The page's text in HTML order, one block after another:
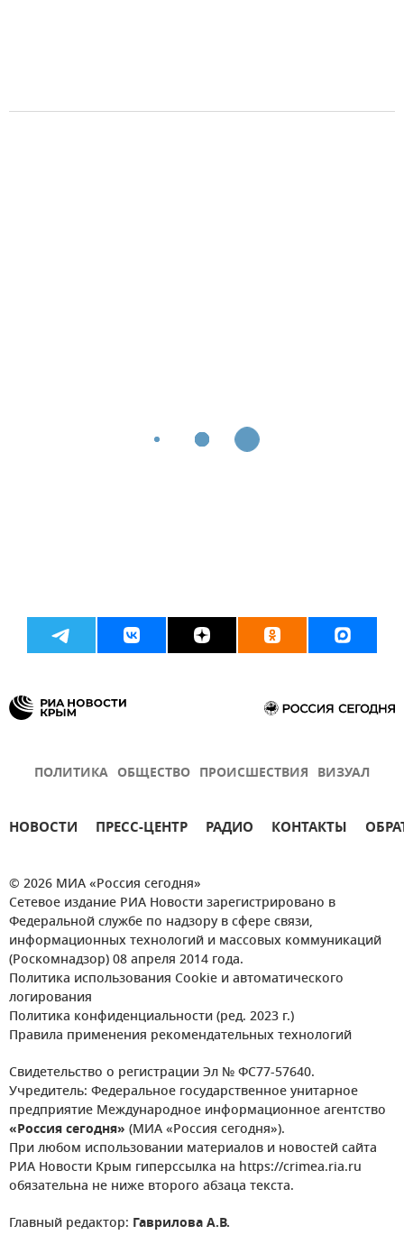
ПОЛИТИКА ОБЩЕСТВО ПРОИСШЕСТВИЯ ВИЗУАЛ
НОВОСТИ ПРЕСС-ЦЕНТР РАДИО КОНТАКТЫ
© 2026 МИА «Россия сегодня»
Сетевое издание РИА Новости зарегистрировано в
Федеральной службе по надзору в сфере связи,
информационных технологий и массовых коммуникаций
(Роскомнадзор) 08 апреля 2014 года.
Политика использования Cookie и автоматического
логирования
Политика конфиденциальности (ред. 2023 г.)
Правила применения рекомендательных технологий
Свидетельство о регистрации Эл № ФС77-57640.
Учредитель: Федеральное государственное унитарное
предприятие Международное информационное агентство
«Россия сегодня» (МИА «Россия сегодня»).
При любом использовании материалов и новостей сайта
РИА Новости Крым гиперссылка на https://crimea.ria.ru
обязательна не ниже второго абзаца текста.
Главный редактор: Гаврилова А.В.